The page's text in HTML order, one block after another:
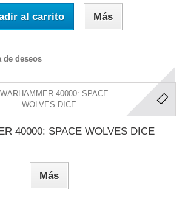
al carrito Más
de deseos
40000: SPACE WOLVES DICE
Más